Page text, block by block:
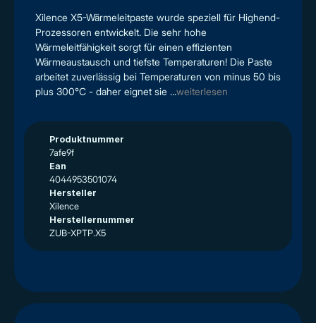
Xilence X5-Wärmeleitpaste wurde speziell für Highend-
Prozessoren entwickelt. Die sehr hohe
Wärmeleitfähigkeit sorgt für einen effizienten
Wärmeaustausch und tiefste Temperaturen! Die Paste
arbeitet zuverlässig bei Temperaturen von minus 50 bis
plus 300°C - daher eignet sie ...weiterlesen
Produktnummer
7afe9f
Ean
4044953501074
Hersteller
Xilence
Herstellernummer
ZUB-XPTP.X5